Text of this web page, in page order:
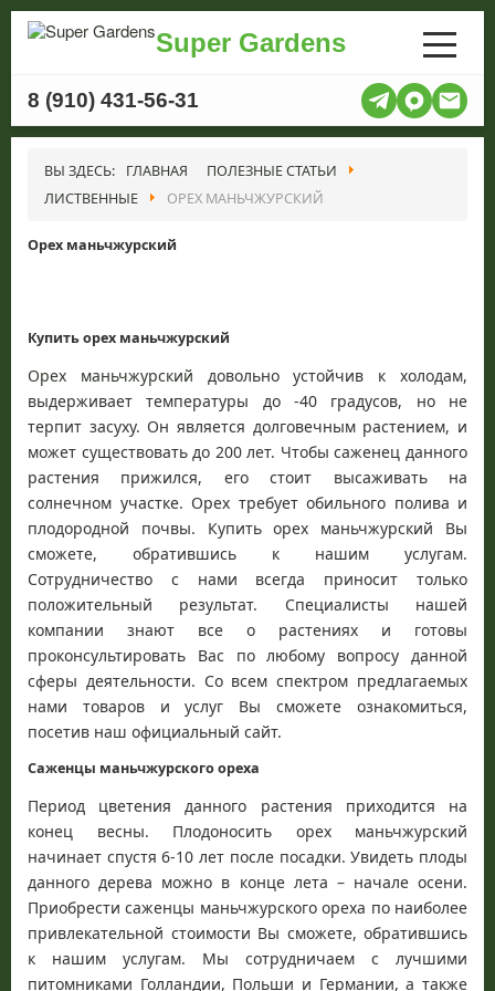
Super Gardens
8 (910) 431-56-31
ВЫ ЗДЕСЬ: ГЛАВНАЯ
ПОЛЕЗНЫЕ СТАТЬИ
ЛИСТВЕННЫЕ
ОРЕХ МАНЬЧЖУРСКИЙ
Орех маньчжурский
Купить орех маньчжурский
Орех маньчжурский довольно устойчив к холодам,
выдерживает температуры до -40 градусов, но не
терпит засуху. Он является долговечным растением, и
может существовать до 200 лет. Чтобы саженец данного
растения прижился, его стоит высаживать на
солнечном участке. Орех требует обильного полива и
плодородной почвы. Купить орех маньчжурский Вы
сможете, обратившись к нашим услугам.
Сотрудничество с нами всегда приносит только
положительный результат. Специалисты нашей
компании знают все о растениях и готовы
проконсультировать Вас по любому вопросу данной
сферы деятельности. Со всем спектром предлагаемых
нами товаров и услуг Вы сможете ознакомиться,
посетив наш официальный сайт.
Саженцы маньчжурского ореха
Период цветения данного растения приходится на
конец весны. Плодоносить орех маньчжурский
начинает спустя 6-10 лет после посадки. Увидеть плоды
данного дерева можно в конце лета – начале осени.
Приобрести саженцы маньчжурского ореха по наиболее
привлекательной стоимости Вы сможете, обратившись
к нашим услугам. Мы сотрудничаем с лучшими
питомниками Голландии, Польши и Германии, а также